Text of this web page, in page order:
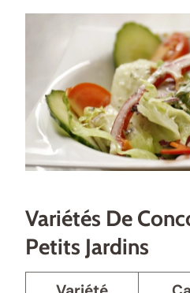
Variétés De
Petits Jardins